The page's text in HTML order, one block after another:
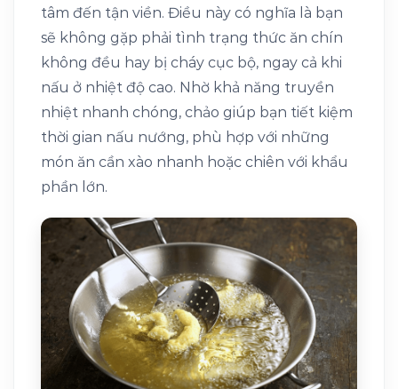
tâm đến tận viền. Điều này có nghĩa là bạn
sẽ không gặp phải tình trạng thức ăn chín
không đều hay bị cháy cục bộ, ngay cả khi
nấu ở nhiệt độ cao. Nhờ khả năng truyền
nhiệt nhanh chóng, chảo giúp bạn tiết kiệm
thời gian nấu nướng, phù hợp với những
món ăn cần xào nhanh hoặc chiên với khẩu
phần lớn.